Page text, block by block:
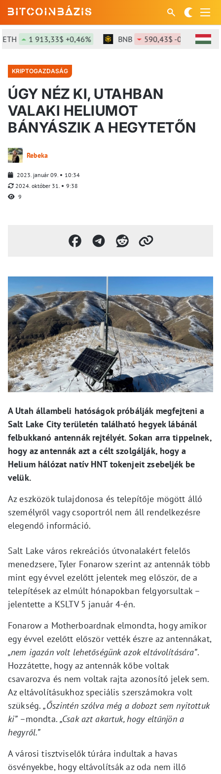
1 913,33$ +0,46% BNB 590,43$ -0,53% SOL
KRIPTOGAZDASÁG
ÚGY NÉZ KI, UTAHBAN
VALAKI HELIUMOT
BÁNYÁSZIK A HEGYTETŐN
Rebeka
2023. január 09.
10:34
2024. október 31.
9:38
9
A Utah állambeli hatóságok próbálják megfejteni a
Salt Lake City területén található hegyek lábánál
felbukkanó antennák rejtélyét. Sokan arra tippelnek,
hogy az antennák azt a célt szolgálják, hogy a
Helium hálózat natív HNT tokenjeit zsebeljék be
velük.
Az eszközök tulajdonosa és telepítője mögött álló
személyről vagy csoportról nem áll rendelkezésre
elegendő információ.
Salt Lake város rekreációs útvonalakért felelős
menedzsere, Tyler Fonarow szerint az antennák több
mint egy évvel ezelőtt jelentek meg először, de a
telepítések az elmúlt hónapokban felgyorsultak –
jelentette a KSLTV 5 január 4-én.
Fonarow a Motherboardnak elmondta, hogy amikor
egy évvel ezelőtt először vették észre az antennákat,
„nem igazán volt lehetőségünk azok eltávolítására”.
Hozzátette, hogy az antennák kőbe voltak
csavarozva és nem voltak rajta azonosító jelek sem.
Az eltávolításukhoz speciális szerszámokra volt
szükség.„Őszintén szólva még a dobozt sem nyitottuk
ki”–mondta. „Csak azt akartuk, hogy eltűnjön a
hegyről.”
A városi tisztviselők túrára indultak a havas
ösvényekbe, hogy eltávolítsák az oda nem illő